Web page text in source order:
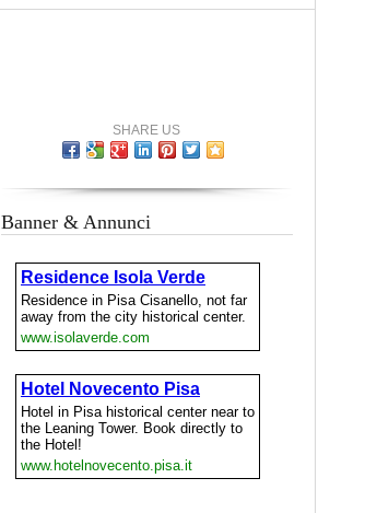
SHARE US
Banner & Annunci